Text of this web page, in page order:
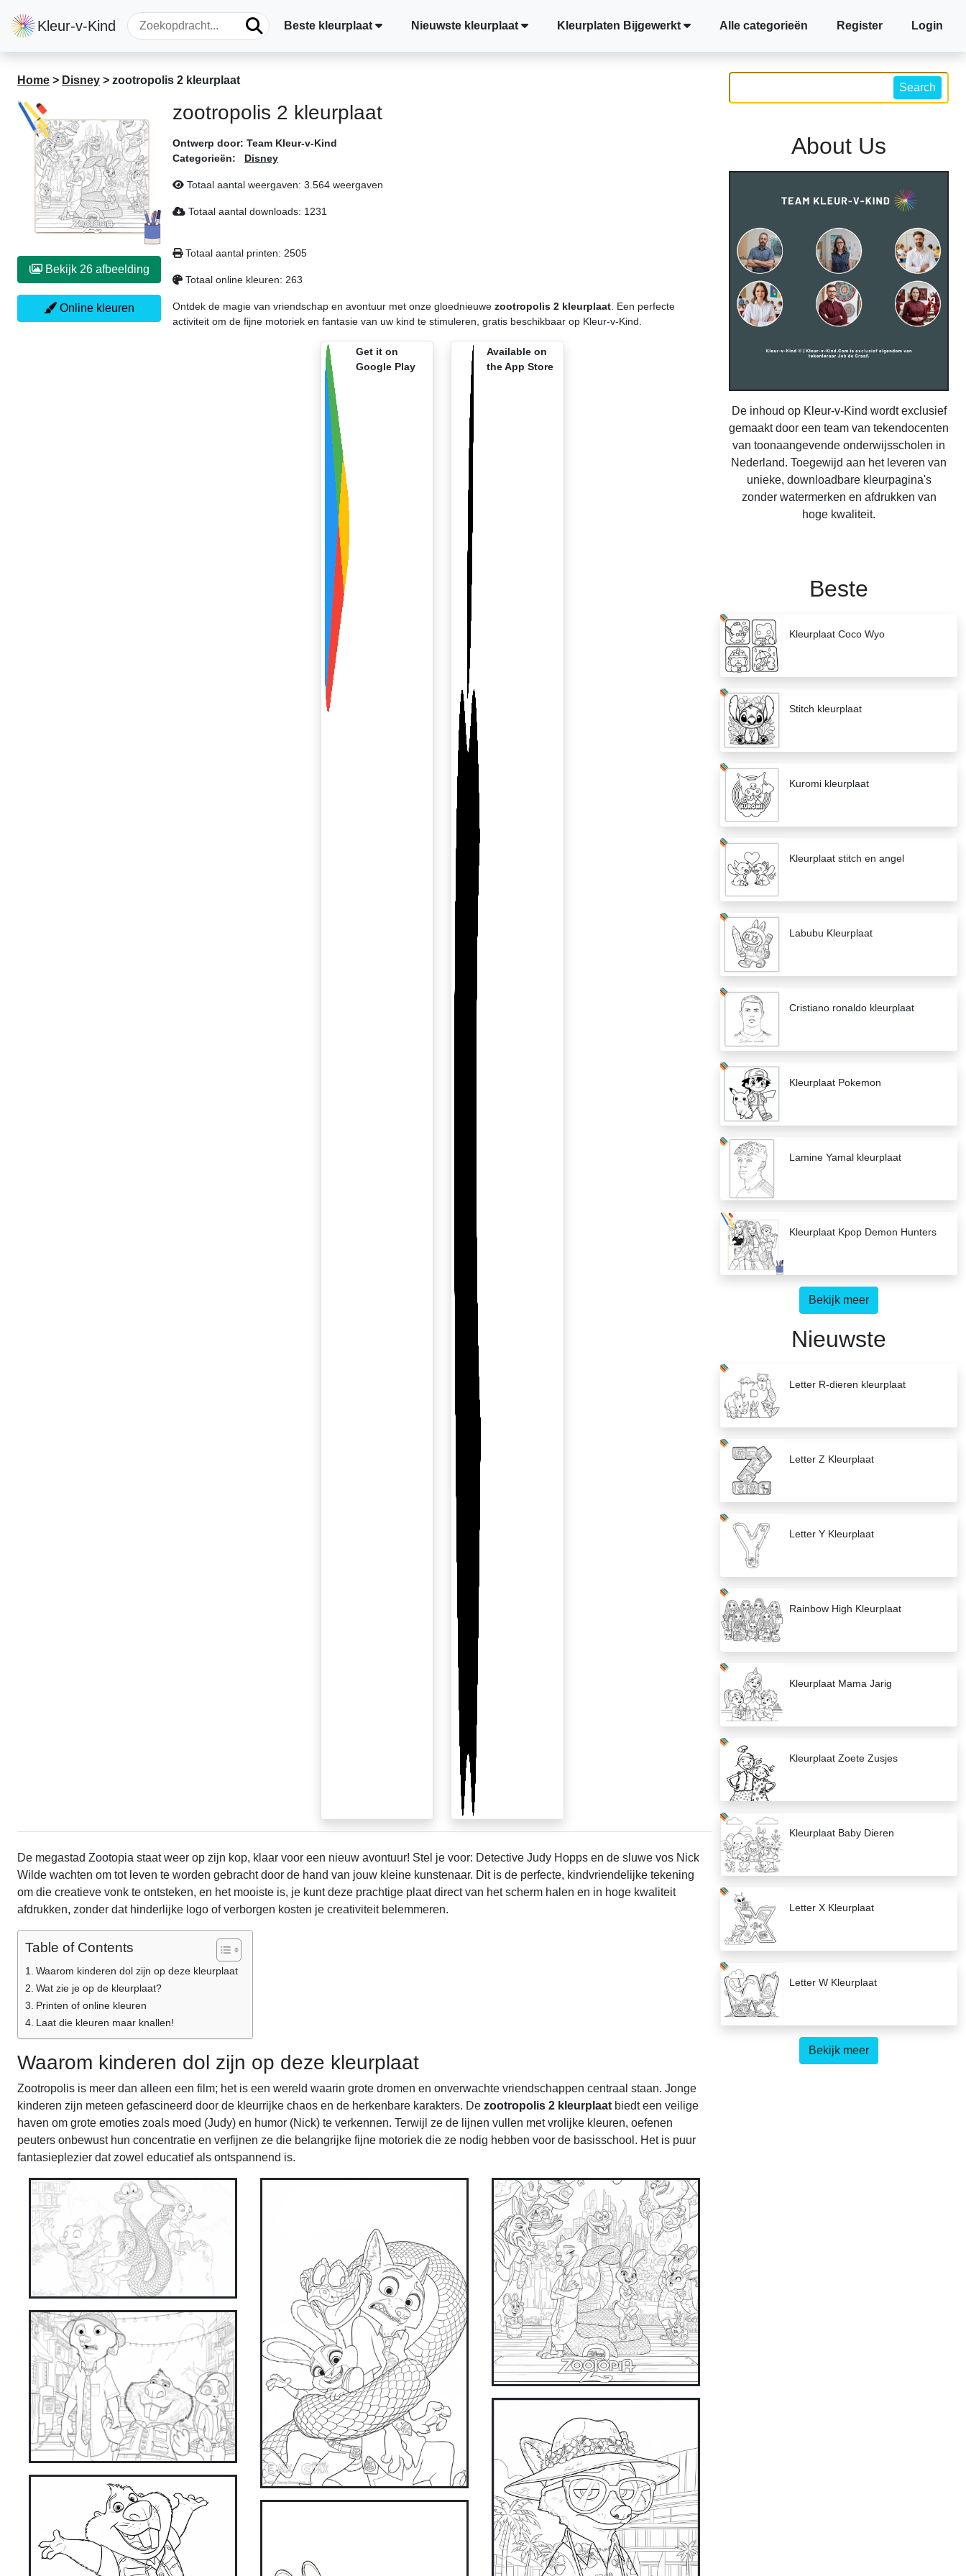
Kleur-v-Kind Beste kleurplaat Nieuwste kleurplaat Kleurplaten Bijgewerkt Alle categorieën Register Login
Home > Disney > zootropolis 2 kleurplaat
Bekijk 26 afbeelding
Online kleuren
zootropolis 2 kleurplaat
Ontwerp door: Team Kleur-v-Kind
Categorieën:
Disney
Totaal aantal weergaven: 3.564 weergaven
Totaal aantal downloads: 1231
Totaal aantal printen: 2505
Totaal online kleuren: 263
Ontdek de magie van vriendschap en avontuur met onze gloednieuwe zootropolis 2 kleurplaat . Een perfecte
activiteit om de fijne motoriek en fantasie van uw kind te stimuleren, gratis beschikbaar op Kleur-v-Kind.
Get it on
Google Play
Available on
the App Store
De megastad Zootopia staat weer op zijn kop, klaar voor een nieuw avontuur! Stel je voor: Detective Judy Hopps en de sluwe vos Nick
Wilde wachten om tot leven te worden gebracht door de hand van jouw kleine kunstenaar. Dit is de perfecte, kindvriendelijke tekening
om die creatieve vonk te ontsteken, en het mooiste is, je kunt deze prachtige plaat direct van het scherm halen en in hoge kwaliteit
afdrukken, zonder dat hinderlijke logo of verborgen kosten je creativiteit belemmeren.
Table of Contents
Waarom kinderen dol zijn op deze kleurplaat
Wat zie je op de kleurplaat?
Printen of online kleuren
Laat die kleuren maar knallen!
Waarom kinderen dol zijn op deze kleurplaat
Zootropolis is meer dan alleen een film; het is een wereld waarin grote dromen en onverwachte vriendschappen centraal staan. Jonge
kinderen zijn meteen gefascineerd door de kleurrijke chaos en de herkenbare karakters. De zootropolis 2 kleurplaat biedt een veilige
haven om grote emoties zoals moed (Judy) en humor (Nick) te verkennen. Terwijl ze de lijnen vullen met vrolijke kleuren, oefenen
peuters onbewust hun concentratie en verfijnen ze die belangrijke fijne motoriek die ze nodig hebben voor de basisschool. Het is puur
fantasieplezier dat zowel educatief als ontspannend is.
Search
About Us
De inhoud op Kleur-v-Kind wordt exclusief
gemaakt door een team van tekendocenten
van toonaangevende onderwijsscholen in
Nederland. Toegewijd aan het leveren van
unieke, downloadbare kleurpagina's
zonder watermerken en afdrukken van
hoge kwaliteit.
Beste
Kleurplaat Coco Wyo
Stitch kleurplaat
Kuromi kleurplaat
Kleurplaat stitch en angel
Labubu Kleurplaat
Cristiano ronaldo kleurplaat
Kleurplaat Pokemon
Lamine Yamal kleurplaat
Kleurplaat Kpop Demon Hunters
Bekijk meer
Nieuwste
Letter R-dieren kleurplaat
Letter Z Kleurplaat
Letter Y Kleurplaat
Rainbow High Kleurplaat
Kleurplaat Mama Jarig
Kleurplaat Zoete Zusjes
Kleurplaat Baby Dieren
Letter X Kleurplaat
Letter W Kleurplaat
Bekijk meer